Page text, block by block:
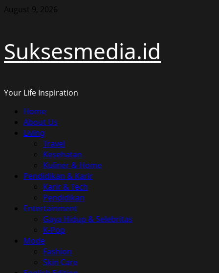
Skip
August 9, 2026
Suksesmedia.id
Your Life Inspiration
Primary
Menu
Home
About Us
Living
Travel
Kesehatan
Kuliner & Home
Pendidikan & Karir
Karir & Tech
Pendidikan
Entertainment
Gaya Hidup & Selebritas
K-Pop
Mode
Fashion
Skin Care